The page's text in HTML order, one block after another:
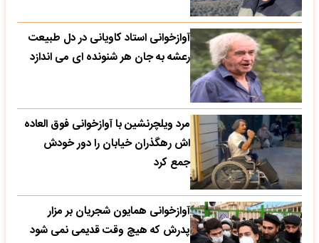
آوازخوانی استاد کاویانی در دل طبیعت
رعشه به جان هر شنونده ای می اندازد
مرد ویلچرنشین با آوازخوانی فوق العاده
اش رهگذران خیابان را دور خودش
جمع کرد
آوازخوانی همایون شجریان بر مزار
پدرش که هیچ وقت قدیمی نمی شود